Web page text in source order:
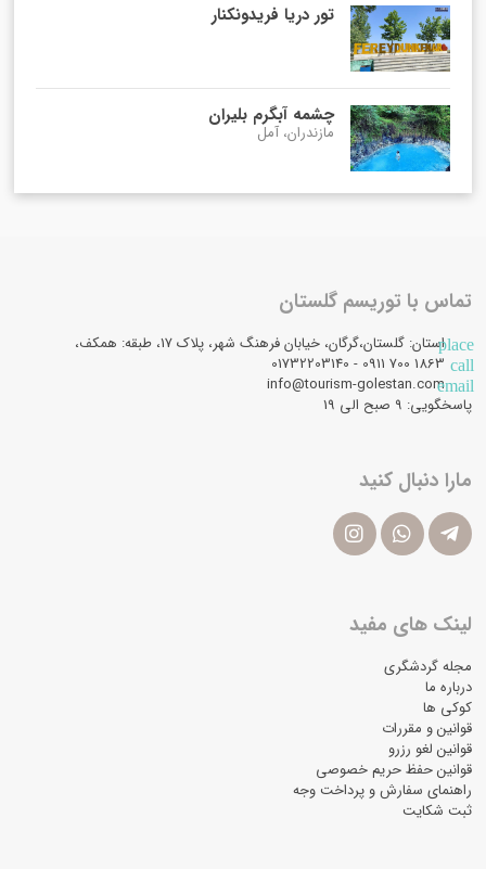
تور دریا فریدونکنار
چشمه آبگرم بلیران
مازندران، آمل
تماس با توریسم گلستان
placeاستان: گلستان،گرگان، خیابان فرهنگ شهر، پلاک 17، طبقه: همکف،
call
email
info@tourism-golestan.com
پاسخگویی: ۹ صبح الی 19
مارا دنبال کنید
لینک های مفید
مجله گردشگری
درباره ما
کوکی ها
قوانین و مقررات
قوانین لغو رزرو
قوانین حفظ حریم خصوصی
راهنمای سفارش و پرداخت وجه
ثبت شکایت